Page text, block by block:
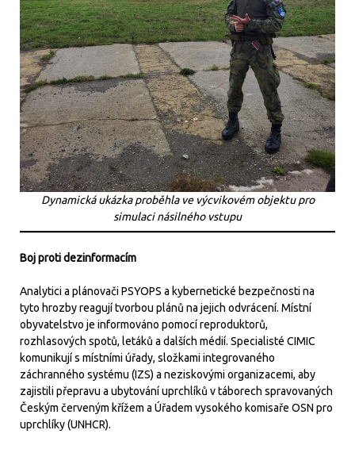
Dynamická ukázka proběhla ve výcvikovém objektu pro
simulaci násilného vstupu
Boj proti dezinformacím
Analytici a plánovači PSYOPS a kybernetické bezpečnosti na
tyto hrozby reagují tvorbou plánů na jejich odvrácení. Místní
obyvatelstvo je informováno pomocí reproduktorů,
rozhlasových spotů, letáků a dalších médií. Specialisté CIMIC
komunikují s místními úřady, složkami integrovaného
záchranného systému (IZS) a neziskovými organizacemi, aby
zajistili přepravu a ubytování uprchlíků v táborech spravovaných
Českým červeným křížem a Úřadem vysokého komisaře OSN pro
uprchlíky (UNHCR).